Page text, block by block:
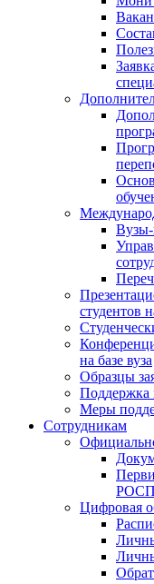
Вузы-
студентов
на базе вуза
Образцы
Поддержка
Меры
Сотрудникам
Цифровая